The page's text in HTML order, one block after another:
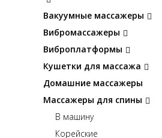
Вакуумные массажеры
Вибромассажеры
Виброплатформы
Кушетки для массажа
Домашние массажеры
Массажеры для спины
В машину
Корейские